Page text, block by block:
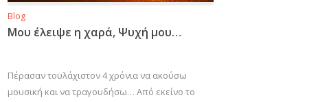
Blog
Μου έλειψε η χαρά, Ψυχή μου…
Πέρασαν τουλάχιστον 4 χρόνια να ακούσω
μουσική και να τραγουδήσω… Από εκείνο το